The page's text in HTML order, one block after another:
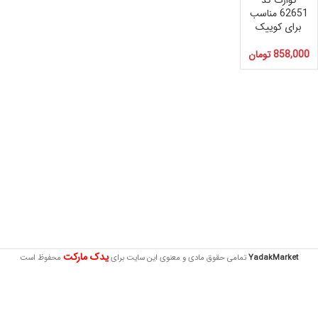
62651 مناسب
برای کوییک
858,000تومان
YadakMarketتمامی حقوق مادی و معنوی این سایت براییدک مارکت محفوظ است